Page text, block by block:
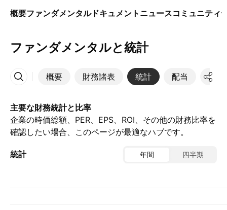
概要ファンダメンタルドキュメント ニュースコミュニティ
ファンダメンタルと統計
概要 財務諸表 統計 配当 決算
その他
主要な財務統計と比率
企業の時価総額、PER、EPS、ROI、その他の財務比率を
確認したい場合、このページが最適なハブです。
統計 年間 四半期